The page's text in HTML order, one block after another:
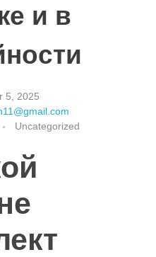
и в
5, 2025
Uncategorized